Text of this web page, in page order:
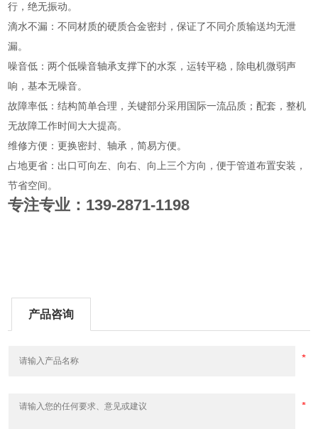
行，绝无振动。
滴水不漏：不同材质的硬质合金密封，保证了不同介质输送均无泄
漏。
噪音低：两个低噪音轴承支撑下的水泵，运转平稳，除电机微弱声
响，基本无噪音。
故障率低：结构简单合理，关键部分采用国际一流品质；配套，整机
无故障工作时间大大提高。
维修方便：更换密封、轴承，简易方便。
占地更省：出口可向左、向右、向上三个方向，便于管道布置安装，
节省空间。
专注专业：139-2871-1198
产品咨询